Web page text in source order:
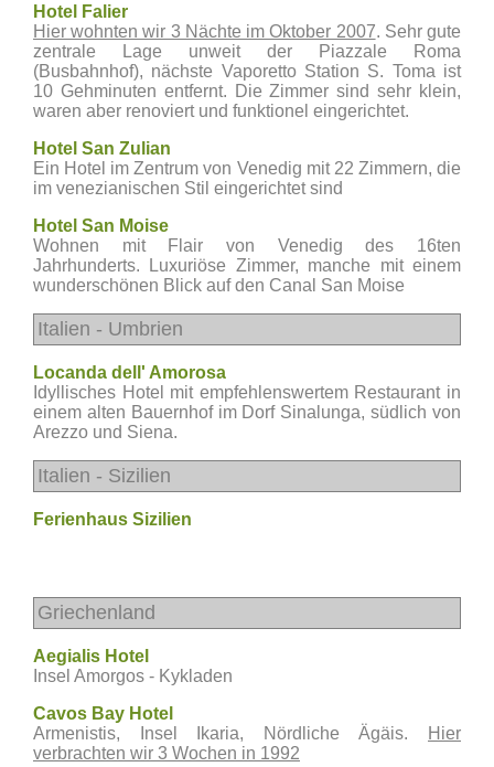
Hotel Falier
Hier wohnten wir 3 Nächte im Oktober 2007. Sehr gute
zentrale Lage unweit der Piazzale Roma
(Busbahnhof), nächste Vaporetto Station S. Toma ist
10 Gehminuten entfernt. Die Zimmer sind sehr klein,
waren aber renoviert und funktionel eingerichtet.
Hotel San Zulian
Ein Hotel im Zentrum von Venedig mit 22 Zimmern, die
im venezianischen Stil eingerichtet sind
Hotel San Moise
Wohnen mit Flair von Venedig des 16ten
Jahrhunderts. Luxuriöse Zimmer, manche mit einem
wunderschönen Blick auf den Canal San Moise
Italien - Umbrien
Locanda dell' Amorosa
Idyllisches Hotel mit empfehlenswertem Restaurant in
einem alten Bauernhof im Dorf Sinalunga, südlich von
Arezzo und Siena.
Italien - Sizilien
Ferienhaus Sizilien
Griechenland
Aegialis Hotel
Insel Amorgos - Kykladen
Cavos Bay Hotel
Armenistis, Insel Ikaria, Nördliche Ägäis.
Hier
verbrachten wir 3 Wochen in 1992